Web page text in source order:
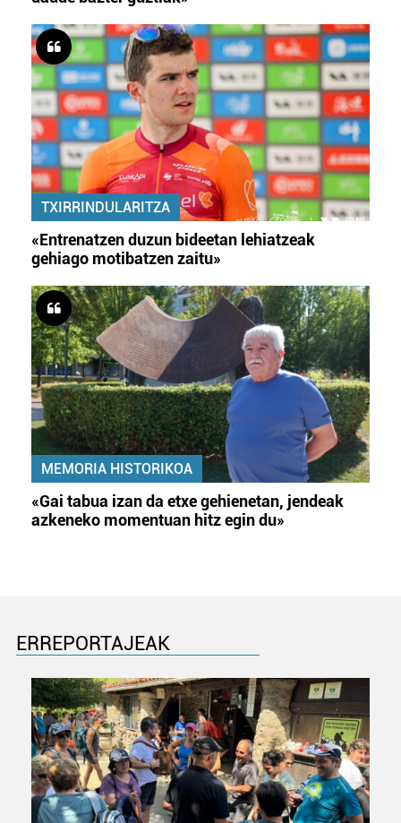
TXIRRINDULARITZA
«Entrenatzen duzun bideetan lehiatzeak
gehiago motibatzen zaitu»
MEMORIA HISTORIKOA
«Gai tabua izan da etxe gehienetan, jendeak
azkeneko momentuan hitz egin du»
ERREPORTAJEAK